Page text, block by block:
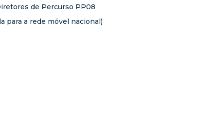
de Percurso PP08
para a rede móvel nacional)